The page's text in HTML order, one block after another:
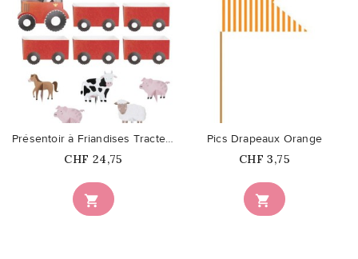
favorite_border

Présentoir à Friandises Tracteur
Prix
CHF 24,75

Pics Drapeaux Orange
Prix
CHF 3,75